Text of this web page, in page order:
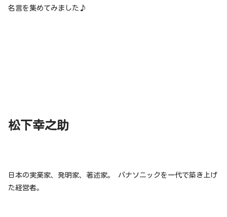
名言を集めてみました♪
松下幸之助
日本の実業家、発明家、著述家。 パナソニックを一代で築き上げ
た経営者。